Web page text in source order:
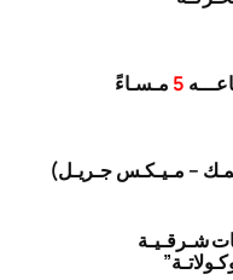
5 مـسـاءً
– مـيـكـس جـريـل)
شـرقـيـة